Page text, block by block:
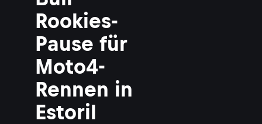
Rookies-
Pause für
Moto4-
Rennen in
Estoril